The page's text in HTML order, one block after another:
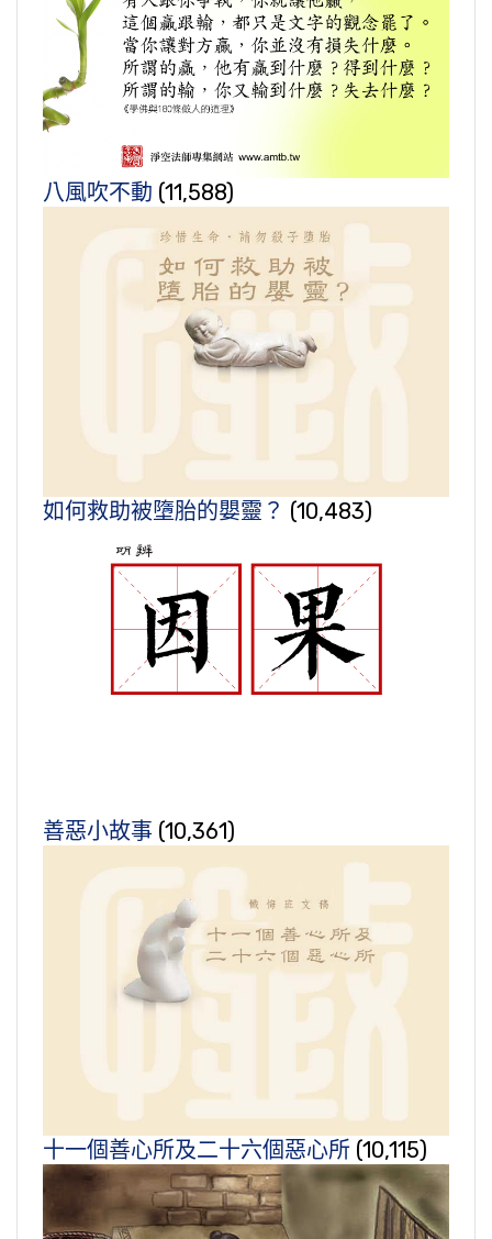
八風吹不動 (11,588)
如何救助被墮胎的嬰靈？ (10,483)
善惡小故事 (10,361)
十一個善心所及二十六個惡心所 (10,115)